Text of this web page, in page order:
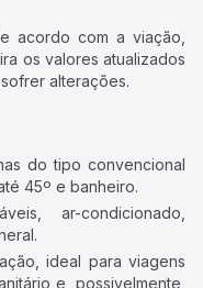
acordo com a viação,
os valores atualizados
alterações.
do tipo convencional
45º e banheiro.
ar-condicionado,
ideal para viagens
e, possivelmente,